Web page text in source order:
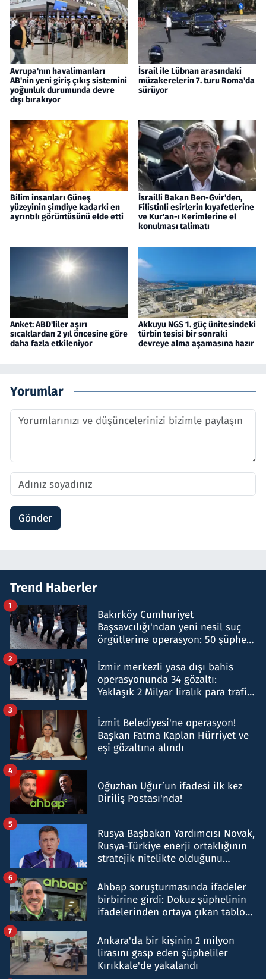
Avrupa'nın havalimanları
AB'nin yeni giriş çıkış sistemini
yoğunluk durumunda devre
dışı bırakıyor
İsrail ile Lübnan arasındaki
müzakerelerin 7. turu Roma'da
sürüyor
Bilim insanları Güneş
yüzeyinin şimdiye kadarki en
ayrıntılı görüntüsünü elde etti
İsrailli Bakan Ben-Gvir'den,
Filistinli esirlerin kıyafetlerine
ve Kur'an-ı Kerimlerine el
konulması talimatı
Anket: ABD'liler aşırı
sıcaklardan 2 yıl öncesine göre
daha fazla etkileniyor
Akkuyu NGS 1. güç ünitesindeki
türbin tesisi bir sonraki
devreye alma aşamasına hazır
Yorumlar
Gönder
Trend Haberler
Bakırköy Cumhuriyet
Başsavcılığı'ndan yeni nesil suç
örgütlerine operasyon: 50 şüpheli
1
İzmir merkezli yasa dışı bahis
operasyonunda 34 gözaltı:
Yaklaşık 2 Milyar liralık para trafiği
2
İzmit Belediyesi'ne operasyon!
Başkan Fatma Kaplan Hürriyet ve
eşi gözaltına alındı
3
Oğuzhan Uğur’un ifadesi ilk kez
Diriliş Postası'nda!
4
Rusya Başbakan Yardımcısı Novak,
Rusya-Türkiye enerji ortaklığının
stratejik nitelikte olduğunu
5
Ahbap soruşturmasında ifadeler
birbirine girdi: Dokuz şüphelinin
ifadelerinden ortaya çıkan tablo
6
Ankara'da bir kişinin 2 milyon
lirasını gasp eden şüpheliler
Kırıkkale'de yakalandı
7